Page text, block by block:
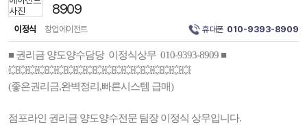
8909
이정식 창업에이전트 휴대폰 010-9393-8909
■ 권리금 양도양수담당 이정식상무 010-9393-8909 ■
💥💥💥💥💥💥💥💥💥💥💥💥💥💥💥💥💥💥💥
(좋은권리금,완벽정리,빠른시스템 급매)
점포라인 권리금 양도양수전문 팀장 이정식 상무입니다.